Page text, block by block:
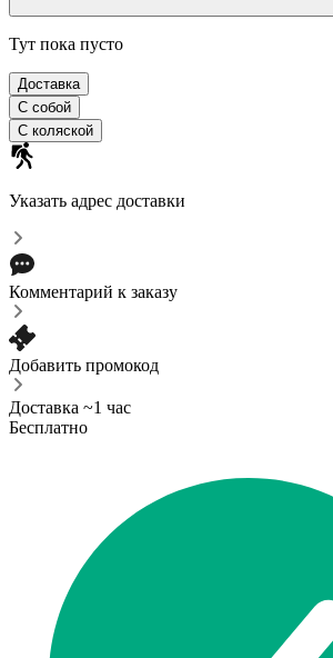
Тут пока пусто
Доставка
С собой
С коляской
Указать адрес доставки
Комментарий к заказу
Добавить промокод
Доставка ~1 час
Бесплатно